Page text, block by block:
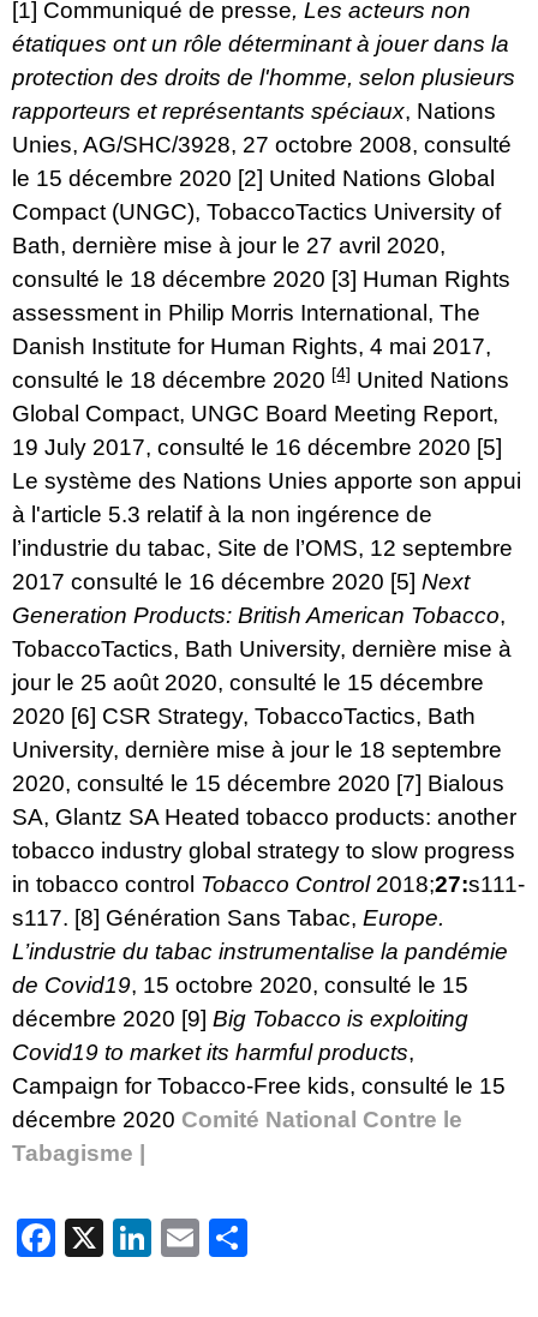
[1] Communiqué de presse, Les acteurs non
étatiques ont un rôle déterminant à jouer dans la
protection des droits de l'homme, selon plusieurs
rapporteurs et représentants spéciaux, Nations
Unies, AG/SHC/3928, 27 octobre 2008, consulté
le 15 décembre 2020 [2] United Nations Global
Compact (UNGC), TobaccoTactics University of
Bath, dernière mise à jour le 27 avril 2020,
consulté le 18 décembre 2020 [3] Human Rights
assessment in Philip Morris International, The
Danish Institute for Human Rights, 4 mai 2017,
consulté le 18 décembre 2020 [4] United Nations
Global Compact, UNGC Board Meeting Report,
19 July 2017, consulté le 16 décembre 2020 [5]
Le système des Nations Unies apporte son appui
à l'article 5.3 relatif à la non ingérence de
l’industrie du tabac, Site de l’OMS, 12 septembre
2017 consulté le 16 décembre 2020 [5] Next
Generation Products: British American Tobacco,
TobaccoTactics, Bath University, dernière mise à
jour le 25 août 2020, consulté le 15 décembre
2020 [6] CSR Strategy, TobaccoTactics, Bath
University, dernière mise à jour le 18 septembre
2020, consulté le 15 décembre 2020 [7] Bialous
SA, Glantz SA Heated tobacco products: another
tobacco industry global strategy to slow progress
in tobacco control Tobacco Control 2018;27:s111-
s117. [8] Génération Sans Tabac, Europe.
L’industrie du tabac instrumentalise la pandémie
de Covid19, 15 octobre 2020, consulté le 15
décembre 2020 [9] Big Tobacco is exploiting
Covid19 to market its harmful products,
Campaign for Tobacco-Free kids, consulté le 15
décembre 2020 Comité National Contre le
Tabagisme |
Facebook
X LinkedIn
Email